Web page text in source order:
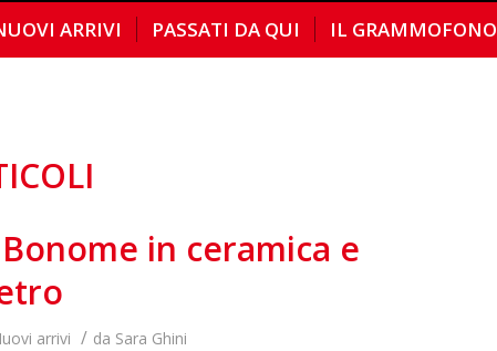
ARRIVI PASSATI DA QUI IL GRAMMOFONO
in ceramica e
arrivi / da Sara Ghini